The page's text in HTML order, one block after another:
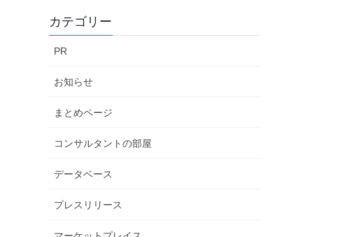
カテゴリー
PR
お知らせ
まとめページ
コンサルタントの部屋
データベース
プレスリリース